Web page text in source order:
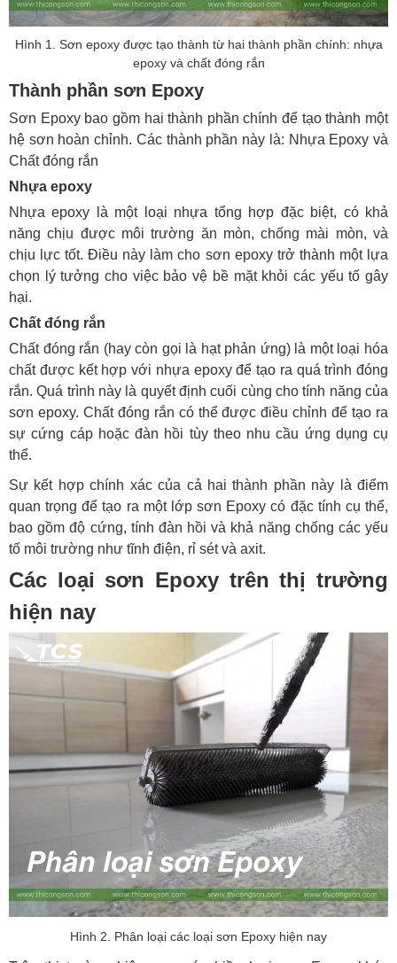
Hình 1. Sơn epoxy được tạo thành từ hai thành phần chính: nhựa
epoxy và chất đóng rắn
Thành phần sơn Epoxy
Sơn Epoxy bao gồm hai thành phần chính để tạo thành một
hệ sơn hoàn chỉnh. Các thành phần này là: Nhựa Epoxy và
Chất đóng rắn
Nhựa epoxy
Nhựa epoxy là một loại nhựa tổng hợp đặc biệt, có khả
năng chịu được môi trường ăn mòn, chống mài mòn, và
chịu lực tốt. Điều này làm cho sơn epoxy trở thành một lựa
chọn lý tưởng cho việc bảo vệ bề mặt khỏi các yếu tố gây
hại.
Chất đóng rắn
Chất đóng rắn (hay còn gọi là hạt phản ứng) là một loại hóa
chất được kết hợp với nhựa epoxy để tạo ra quá trình đóng
rắn. Quá trình này là quyết định cuối cùng cho tính năng của
sơn epoxy. Chất đóng rắn có thể được điều chỉnh để tạo ra
sự cứng cáp hoặc đàn hồi tùy theo nhu cầu ứng dụng cụ
thể.
Sự kết hợp chính xác của cả hai thành phần này là điểm
quan trọng để tạo ra một lớp sơn Epoxy có đặc tính cụ thể,
bao gồm độ cứng, tính đàn hồi và khả năng chống các yếu
tố môi trường như tĩnh điện, rỉ sét và axit.
Các loại sơn Epoxy trên thị trường
hiện nay
Hình 2. Phân loại các loại sơn Epoxy hiện nay